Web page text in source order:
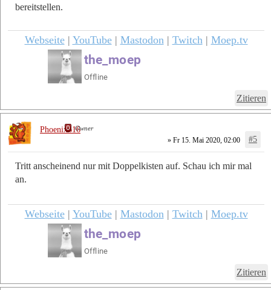
bereitstellen.
Webseite| YouTube| Mastodon | Twitch | Moep.tv
Zitieren
» Fr 15. Mai 2020, 02:00 #5
Tritt anscheinend nur mit Doppelkisten auf. Schau ich mir mal
an.
Webseite| YouTube| Mastodon | Twitch | Moep.tv
Zitieren
Phoenix616Owner